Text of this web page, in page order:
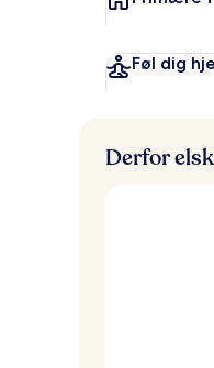
Føl dig
Derfor